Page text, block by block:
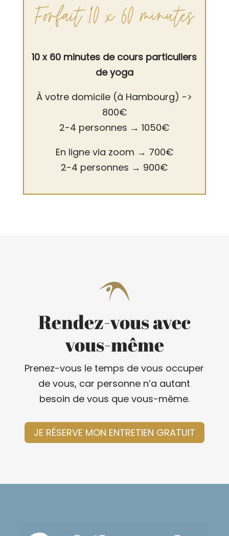
Forfait 10 x 60 minutes
10 x 60 minutes de cours particuliers
de yoga
À votre domicile (à Hambourg) ->
800€
2-4 personnes → 1050€
En ligne via zoom → 700€
2-4 personnes → 900€
Rendez-vous avec
vous-même
Prenez-vous le temps de vous occuper
de vous, car personne n’a autant
besoin de vous que vous-même.
JE RÉSERVE MON ENTRETIEN GRATUIT